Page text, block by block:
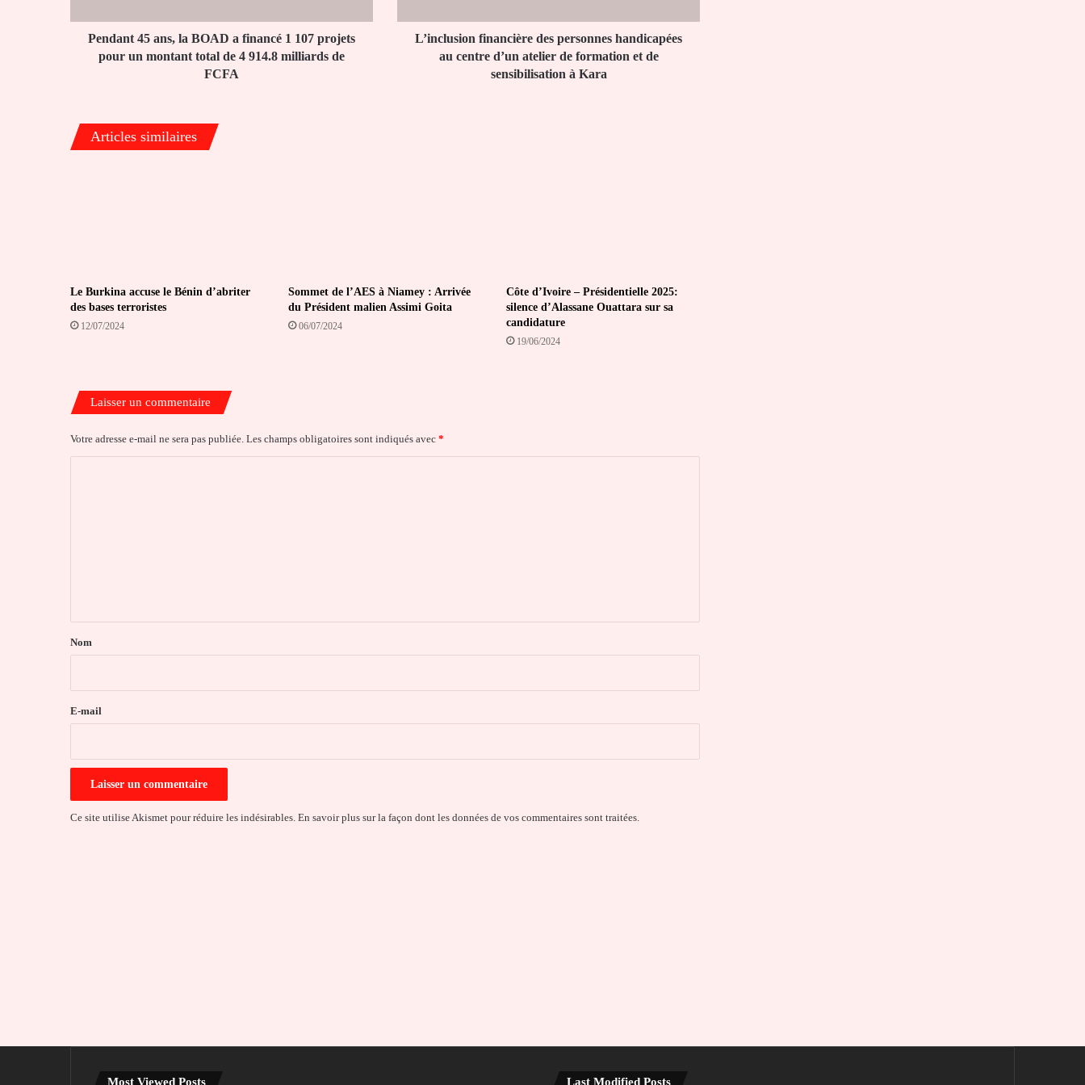
107
projets
de
4
Pendant 45 ans, la BOAD a financé 1 107 projets
pour un montant total de 4 914.8 milliards de
FCFA
atelier
L’inclusion financière des personnes handicapées
au centre d’un atelier de formation et de
sensibilisation à Kara
Articles similaires
Le Burkina accuse le Bénin d’abriter
des bases terroristes
12/07/2024
Sommet de l’AES à Niamey : Arrivée
du Président malien Assimi Goita
06/07/2024
Côte d’Ivoire – Présidentielle 2025:
silence d’Alassane Ouattara sur sa
candidature
19/06/2024
Laisser un commentaire
Votre adresse e-mail ne sera pas publiée. Les champs obligatoires sont indiqués avec *
a
e
Nom
E-mail
Ce site utilise Akismet pour réduire les indésirables. En savoir plus sur la façon dont les données de vos commentaires sont traitées
Most Viewed Posts Last Modified Posts